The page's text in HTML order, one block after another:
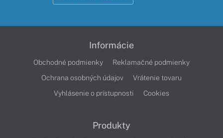
Informácie
Obchodné podmienky
Reklamačné podmienky
Ochrana osobných údajov
Vrátenie tovaru
Vyhlásenie o prístupnosti
Cookies
Produkty